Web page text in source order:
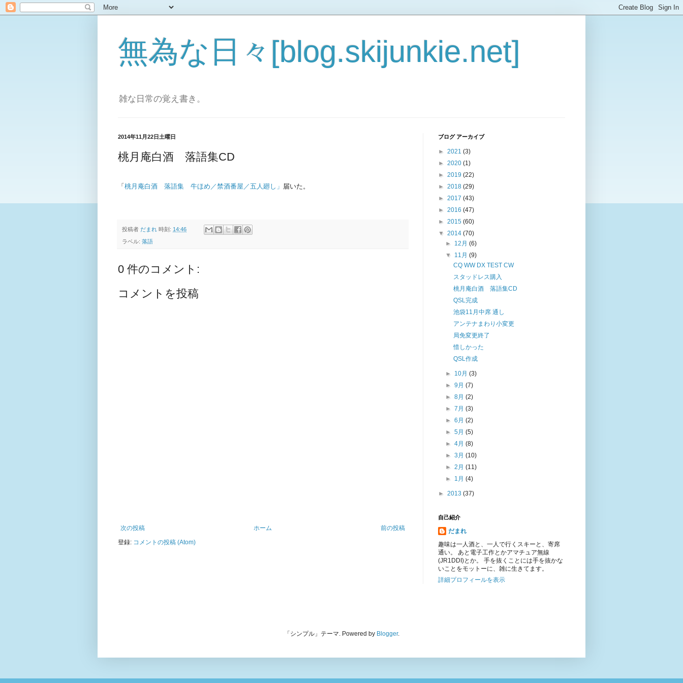
無為な日々[blog.skijunkie.net]
雑な日常の覚え書き。
2014年11月22日土曜日
桃月庵白酒 落語集CD
「 桃月庵白酒 落語集 牛ほめ／禁酒番屋／五人廻し」 届いた。
投稿者 だまれ 時刻: 14:46
ラベル: 落語
0 件のコメント:
コメントを投稿
次の投稿 前の投稿
ホーム
登録: コメントの投稿 (Atom)
ブログ アーカイブ
► 2021 (3)
► 2020 (1)
► 2019 (22)
► 2018 (29)
► 2017 (43)
► 2016 (47)
► 2015 (60)
▼ 2014 (70)
► 12月(6)
▼ 11月(9)
CQ WW DX TEST CW
スタッドレス購入
桃月庵白酒 落語集CD
QSL完成
池袋11月中席 通し
アンテナまわり小変更
局免変更終了
惜しかった
QSL作成
► 10月(3)
►9月(7)
►8月(2)
►7月(3)
►6月(2)
►5月(5)
►4月(8)
►3月(10)
►2月(11)
► 1月(4)
► 2013 (37)
自己紹介
だまれ
趣味は一人酒と、一人で行くスキーと、寄席
通い。 あと電子工作とかアマチュア無線
(JR1DDI)とか。 手を抜くことには手を抜かな
いことをモットーに、雑に生きてます。
詳細プロフィールを表示
「シンプル」テーマ. Powered by Blogger.